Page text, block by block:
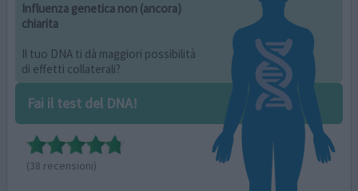
Influenza genetica non (ancora)
chiarita
Il tuo DNA ti dà maggiori possibilità
di effetti collaterali?
Fai il test del DNA!
(38 recensioni)